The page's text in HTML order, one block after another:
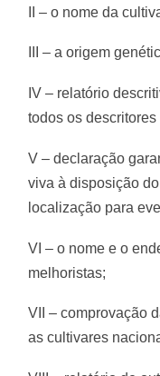
II – o nome da
III – a origem
IV – relatório
todos os
V – declaração
viva à disposição
localização para
VI – o nome e o
melhoristas;
VII – comprovação
as cultivares